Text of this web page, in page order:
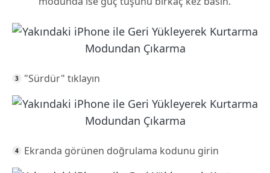
"Sürdür" tıklayın
Ekranda görünen doğrulama kodunu girin